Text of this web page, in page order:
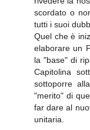
scordato o
tutti i suoi
Quel che è
elaborare un
la "base" di
Capitolina
sottoporre
"merito" di
far dare al
unitaria.